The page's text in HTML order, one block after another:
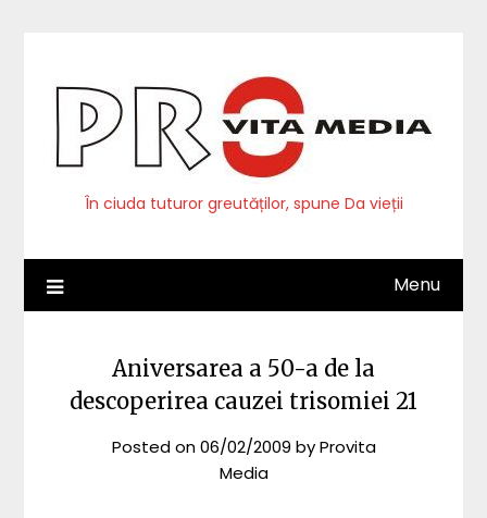
În ciuda tuturor greutăților, spune Da vieții
Menu
Aniversarea a 50-a de la
descoperirea cauzei trisomiei 21
Posted on06/02/2009 byProvita
Media